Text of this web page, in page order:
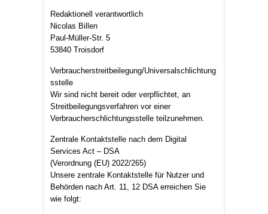
Redaktionell verantwortlich
Nicolas Billen
Paul-Müller-Str. 5
53840 Troisdorf
Verbraucherstreitbeilegung/Universalschlichtung
sstelle
Wir sind nicht bereit oder verpflichtet, an
Streitbeilegungsverfahren vor einer
Verbraucherschlichtungsstelle teilzunehmen.
Zentrale Kontaktstelle nach dem Digital
Services Act – DSA
(Verordnung (EU) 2022/265)
Unsere zentrale Kontaktstelle für Nutzer und
Behörden nach Art. 11, 12 DSA erreichen Sie
wie folgt: